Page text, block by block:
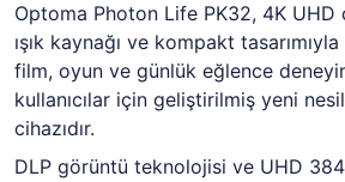
Optoma Photon Life PK32, 4K UHD
ışık kaynağı ve kompakt
film, oyun ve günlük eğlence
kullanıcılar için geliştirilmiş yeni
cihazıdır.
DLP görüntü teknolojisi ve UHD